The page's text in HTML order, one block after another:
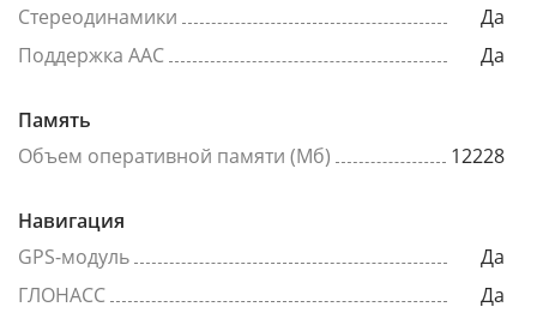
Стереодинамики
Да
Поддержка AAC
Да
Память
Объем оперативной памяти (Мб)
12228
Навигация
GPS-модуль
Да
ГЛОНАСС
Да